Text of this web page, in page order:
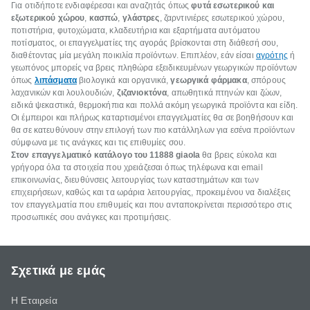
Για οτιδήποτε ενδιαφέρεσαι και αναζητάς όπωςφυτά εσωτερικού και
εξωτερικού χώρου, κασπώ, γλάστρες, ζαρντινιέρες εσωτερικού χώρου,
ποτιστήρια, φυτοχώματα, κλαδευτήρια και εξαρτήματα αυτόματου
ποτίσματος, οι επαγγελματίες της αγοράς βρίσκονται στη διάθεσή σου,
διαθέτοντας μία μεγάλη ποικιλία προϊόντων. Επιπλέον, εάν είσαι αγρότης ή
γεωπόνος μπορείς να βρεις πληθώρα εξειδικευμένων γεωργικών προϊόντων
όπως λιπάσματαβιολογικά και οργανικά,γεωργικά φάρμακα, σπόρους
λαχανικών και λουλουδιών, ζιζανιοκτόνα, απωθητικά πτηνών και ζώων,
ειδικά ψεκαστικά, θερμοκήπια και πολλά ακόμη γεωργικά προϊόντα και είδη.
Οι έμπειροι και πλήρως καταρτισμένοι επαγγελματίες θα σε βοηθήσουν και
θα σε κατευθύνουν στην επιλογή των πιο κατάλληλων για εσένα προϊόντων
σύμφωνα με τις ανάγκες και τις επιθυμίες σου.
Στον επαγγελματικό κατάλογο του 11888 giaolaθα βρεις εύκολα και
γρήγορα όλα τα στοιχεία που χρειάζεσαι όπως τηλέφωνα και email
επικοινωνίας, διευθύνσεις λειτουργίας των καταστημάτων και των
επιχειρήσεων, καθώς και τα ωράρια λειτουργίας, προκειμένου να διαλέξεις
τον επαγγελματία που επιθυμείς και που ανταποκρίνεται περισσότερο στις
προσωπικές σου ανάγκες και προτιμήσεις.
Σχετικά με εμάς
Η Εταιρεία